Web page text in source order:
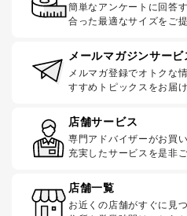
簡単なアンケートに回答
合った最適なサイズをご提
メールマガジンサービ
メルマガ登録でオトクな
すすめトピックスをお届け
店舗サービス
専門アドバイザーがお買
充実したサービスを是非
店舗一覧
お近くの店舗がすぐに見つ